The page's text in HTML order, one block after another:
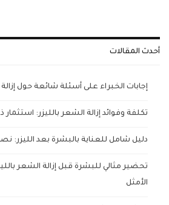
أحدث المقالات
إجابات الخبراء على أسئلة شائعة حول إزالة
تكلفة وفوائد إزالة الشعر بالليزر:
دليل شامل للعناية بالبشرة بعد الليزر:
تحضير مثالي للبشرة قبل إزالة الشعر
الأمثل